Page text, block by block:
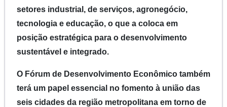
setores industrial, de serviços, agronegócio,
tecnologia e educação, o que a coloca em
posição estratégica para o desenvolvimento
sustentável e integrado.
O Fórum de Desenvolvimento Econômico também
terá um papel essencial no fomento à união das
seis cidades da região metropolitana em torno de